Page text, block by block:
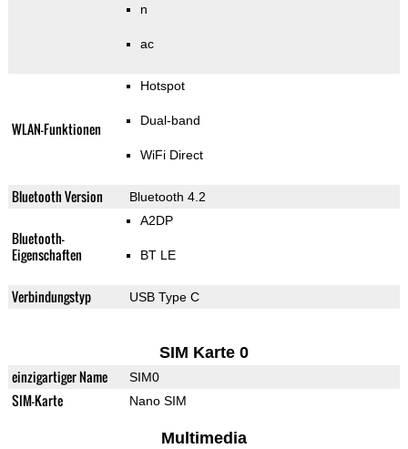
n
ac
WLAN-Funktionen
Hotspot
Dual-band
WiFi Direct
Bluetooth Version Bluetooth 4.2
Bluetooth-
Eigenschaften
A2DP
BT LE
Verbindungstyp USB Type C
SIM Karte 0
einzigartiger Name SIM0
SIM-Karte Nano SIM
Multimedia